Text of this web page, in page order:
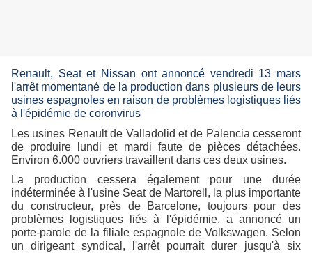
Renault, Seat et Nissan ont annoncé vendredi 13 mars
l'arrêt momentané de la production dans plusieurs de leurs
usines espagnoles en raison de problèmes logistiques liés
à l'épidémie de coronvirus
Les usines Renault de Valladolid et de Palencia cesseront
de produire lundi et mardi faute de pièces détachées.
Environ 6.000 ouvriers travaillent dans ces deux usines.
La production cessera également pour une durée
indéterminée à l'usine Seat de Martorell, la plus importante
du constructeur, près de Barcelone, toujours pour des
problèmes logistiques liés à l'épidémie, a annoncé un
porte-parole de la filiale espagnole de Volkswagen. Selon
un dirigeant syndical, l'arrêt pourrait durer jusqu'à six